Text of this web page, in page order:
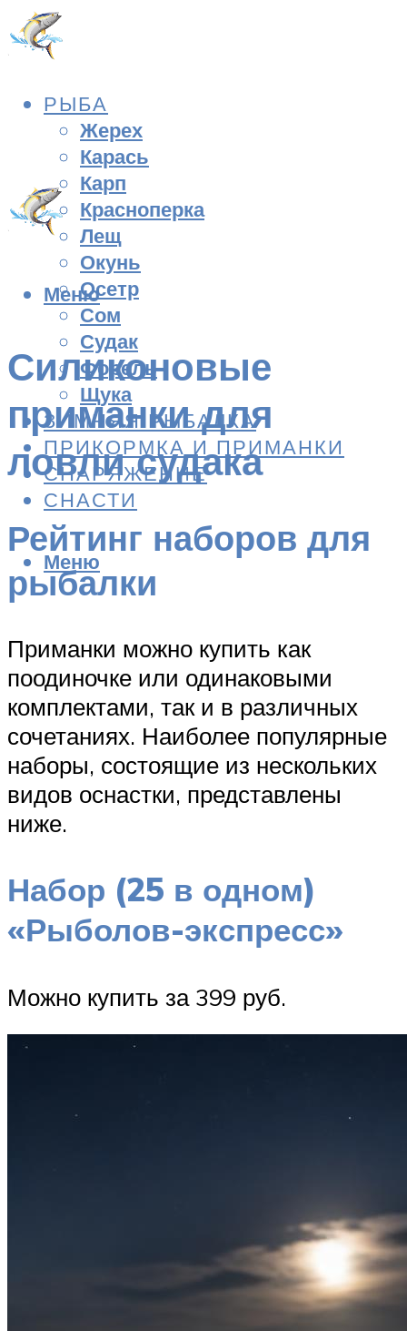
РЫБА
Жерех
Карась
Карп
Красноперка
Лещ
Окунь
Осетр
Сом
Судак
Форель
Щука
ЗИМНЯЯ РЫБАЛКА
ПРИКОРМКА И ПРИМАНКИ
СНАРЯЖЕНИЕ
СНАСТИ
Меню
Меню
Силиконовые
приманки для
ловли судака
Рейтинг наборов для
рыбалки
Приманки можно купить как
поодиночке или одинаковыми
комплектами, так и в различных
сочетаниях. Наиболее популярные
наборы, состоящие из нескольких
видов оснастки, представлены
ниже.
Набор (25 в одном)
«Рыболов-экспресс»
Можно купить за 399 руб.